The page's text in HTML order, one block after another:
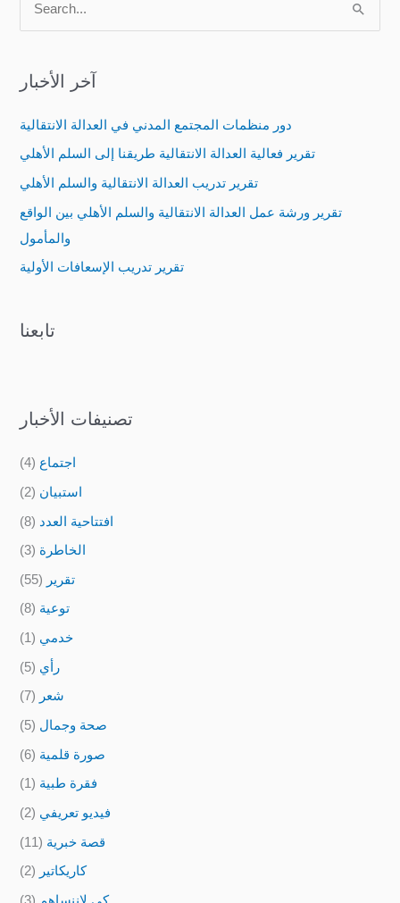
r
o
r
:
آخر الأخبار
دور منظمات المجتمع المدني في العدالة الانتقالية
تقرير فعالية العدالة الانتقالية طريقنا إلى السلم الأهلي
تقرير تدريب العدالة الانتقالية والسلم الأهلي
تقرير ورشة عمل العدالة الانتقالية والسلم الأهلي بين الواقع
والمأمول
تقرير تدريب الإسعافات الأولية
تابعنا
تصنيفات الأخبار
اجتماع (4)
استبيان (2)
افتتاحية العدد (8)
الخاطرة (3)
تقرير (55)
توعية (8)
خدمي (1)
رأي (5)
شعر (7)
صحة وجمال (5)
صورة قلمية (6)
فقرة طبية (1)
فيديو تعريفي (2)
قصة خبرية (11)
كاريكاتير (2)